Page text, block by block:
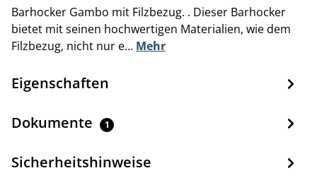
Barhocker Gambo mit Filzbezug. . Dieser Barhocker
bietet mit seinen hochwertigen Materialien, wie dem
Filzbezug, nicht nur e… Mehr
Eigenschaften
Dokumente 1
Sicherheitshinweise